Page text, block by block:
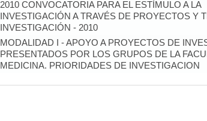
2010 CONVOCATORIA PARA EL ESTÍMULO A LA
INVESTIGACIÓN A TRAVÉS DE PROYECTOS Y
INVESTIGACIÓN - 2010
MODALIDAD I - APOYO A PROYECTOS DE
PRESENTADOS POR LOS GRUPOS DE LA
MEDICINA. PRIORIDADES DE INVESTIGACION